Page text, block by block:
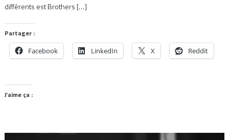
différents est Brothers […]
Partager :
Facebook LinkedIn X Reddit
J’aime ça :